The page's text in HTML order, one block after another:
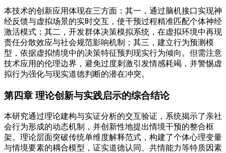
本技术的创新应用体现在三方面：其一，通过脑机接口实现神
经反馈与虚拟场景的实时交互，使干预过程精准匹配个体神经
激活模式；其二，开发群体决策模拟系统，在虚拟环境中再现
责任分散效应与社会规范影响机制；其三，建立行为预测模
型，依据虚拟情境中的决策特征预判现实行为倾向。但需注意
技术应用的伦理边界，避免过度刺激引发情感耗竭，并警惕虚
拟行为强化与现实道德判断的潜在冲突。
第四章 理论创新与实践启示的综合结论
本研究通过理论建构与实证分析的交互验证，系统揭示了亲社
会行为形成的动态机制，并创新性地提出情境干预的整合框
架。理论层面突破传统单维度解释范式，构建了个体心理变量
与情境要素的耦合模型，证实道德认同、共情能力等特质因素